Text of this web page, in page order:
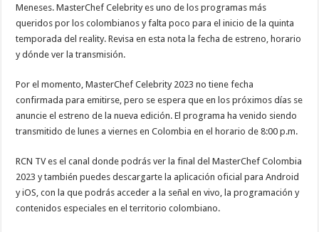
Meneses. MasterChef Celebrity es uno de los programas más
queridos por los colombianos y falta poco para el inicio de la quinta
temporada del reality. Revisa en esta nota la fecha de estreno, horario
y dónde ver la transmisión.
Por el momento, MasterChef Celebrity 2023 no tiene fecha
confirmada para emitirse, pero se espera que en los próximos días se
anuncie el estreno de la nueva edición. El programa ha venido siendo
transmitido de lunes a viernes en Colombia en el horario de 8:00 p.m.
RCN TV es el canal donde podrás ver la final del MasterChef Colombia
2023 y también puedes descargarte la aplicación oficial para Android
y iOS, con la que podrás acceder a la señal en vivo, la programación y
contenidos especiales en el territorio colombiano.